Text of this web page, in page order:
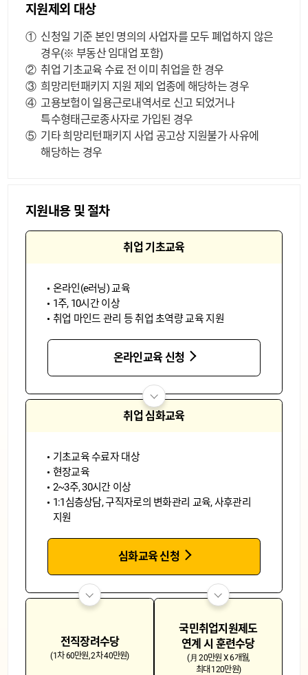
지원제외 대상
① 신청일 기준 본인 명의의 사업자를 모두 폐업하지 않은
경우(※ 부동산 임대업 포함)
② 취업 기초교육 수료 전 이미 취업을 한 경우
③ 희망리턴패키지 지원 제외 업종에 해당하는 경우
④ 고용보험이 일용근로내역서로 신고 되었거나
특수형태근로종사자로 가입된 경우
⑤ 기타 희망리턴패키지 사업 공고상 지원불가 사유에
해당하는 경우
지원내용 및 절차
취업 기초교육
온라인(e러닝) 교육
1주, 10시간 이상
취업 마인드 관리 등 취업 초역량 교육 지원
온라인교육 신청
취업 심화교육
기초교육 수료자 대상
현장교육
2~3주, 30시간 이상
1:1심층상담, 구직자로의 변화관리 교육, 사후관리
지원
심화교육 신청
전직장려수당
(1차 60만원, 2차 40만원)
국민취업지원제도
연계 시 훈련수당
(月 20만원 X 6개월,
최대 120만원)